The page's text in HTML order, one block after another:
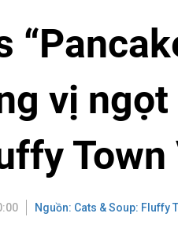
vị
Nguồn: Cats & Soup: Fluffy